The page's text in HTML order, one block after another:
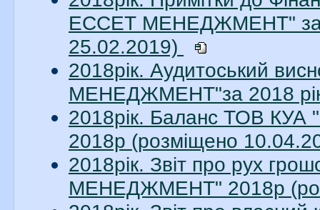
ЕССЕТ МЕНЕДЖМЕНТ" за
25.02.2019)
2018рік. Аудитоський
МЕНЕДЖМЕНТ"за 2018
2018рік. Баланс ТОВ
2018р (розміщено
2018рік. Звіт про рух
МЕНЕДЖМЕНТ" 2018р